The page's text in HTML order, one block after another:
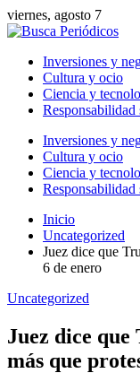
viernes, agosto 7
Inversiones y
Cultura y ocio
Ciencia y
Responsabilidad
Inversiones y
Cultura y ocio
Ciencia y
Responsabilidad
Inicio
Uncategorized
Juez dice que
6 de enero
Uncategorized
Juez dice
más que